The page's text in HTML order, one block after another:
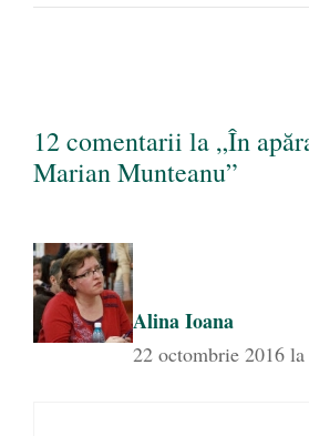
12 comentarii la „În
Marian Munteanu”
Alina Ioana
22 octombrie 2016